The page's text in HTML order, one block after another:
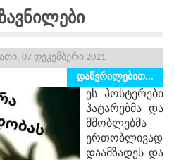
07 დეკემბერი 2021
დაწვრილებით...
ეს პოსტერები
პატარებმა და
მშობლებმა
ერთობლივად
დაამზადეს და